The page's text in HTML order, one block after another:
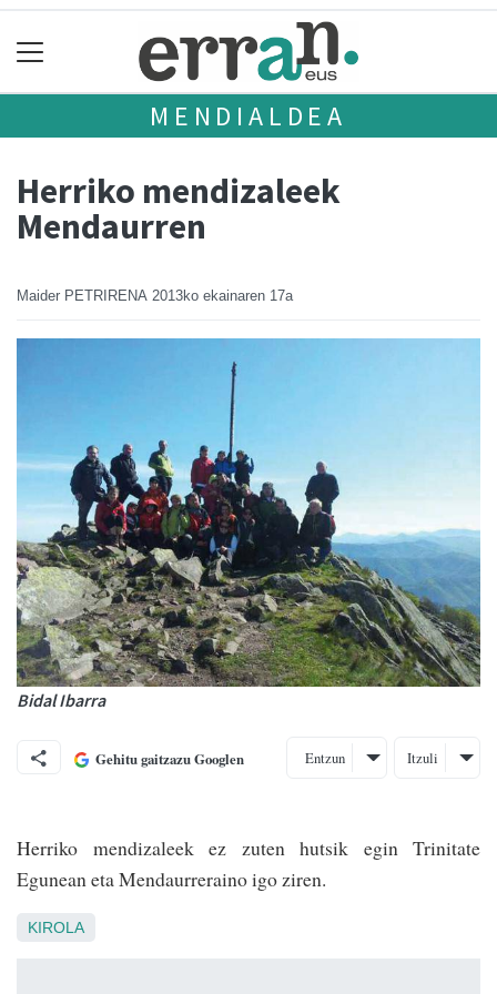
MENDIALDEA
Herriko mendizaleek
Mendaurren
Maider PETRIRENA 2013ko ekainaren 17a
Bidal Ibarra
Gehitu gaitzazu Googlen Entzun Itzuli
Herriko mendizaleek ez zuten hutsik egin Trinitate
Egunean eta Mendaurreraino igo ziren.
KIROLA